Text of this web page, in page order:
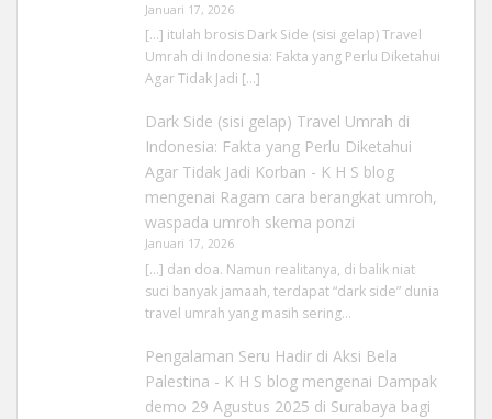
Januari 17, 2026
[…] itulah brosis Dark Side (sisi gelap) Travel
Umrah di Indonesia: Fakta yang Perlu Diketahui
Agar Tidak Jadi […]
Dark Side (sisi gelap) Travel Umrah di
Indonesia: Fakta yang Perlu Diketahui
Agar Tidak Jadi Korban - K H S blog
mengenai Ragam cara berangkat umroh,
waspada umroh skema ponzi
Januari 17, 2026
[…] dan doa. Namun realitanya, di balik niat
suci banyak jamaah, terdapat “dark side” dunia
travel umrah yang masih sering…
Pengalaman Seru Hadir di Aksi Bela
Palestina - K H S blogmengenai Dampak
demo 29 Agustus 2025 di Surabaya bagi